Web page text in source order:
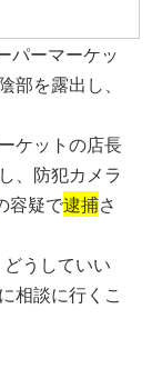
パーマーケッ
部を露出し、
ケットの店長
、防犯カメラ
容疑で逮捕さ
うしていい
相談に行くこ